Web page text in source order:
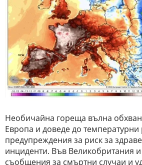
Необичайна гореща вълна
Европа и доведе до температурни
предупреждения за риск за
инциденти. Във Великобритания
съобщения за смъртни случаи и